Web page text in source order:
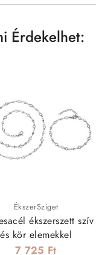
Érdekelhet:
ÉkszerSziget
ékszerszett szív
és kör elemekkel
7 725 Ft